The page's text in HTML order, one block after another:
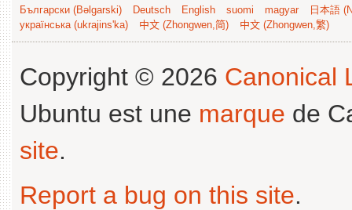
Български (Bəlgarski) Deutsch English suomi magyar
日本語
українська (ukrajins'ka)
中文 (Zhongwen,简) 中文 (Zhongwen,繁)
Copyright © 2026 Canonical
Ubuntu est une marque de
site.
Report a bug on this site.